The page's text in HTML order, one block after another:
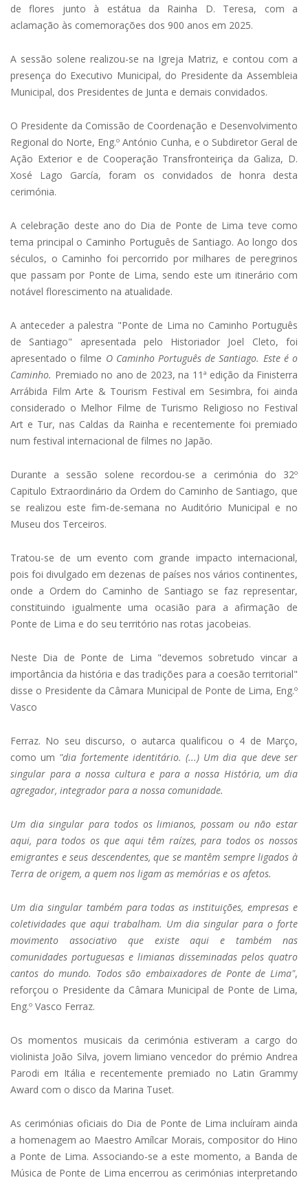
de flores junto à estátua da Rainha D. Teresa, com a
aclamação às comemorações dos 900 anos em 2025.
A sessão solene realizou-se na Igreja Matriz, e contou com a
presença do Executivo Municipal, do Presidente da Assembleia
Municipal, dos Presidentes de Junta e demais convidados.
O Presidente da Comissão de Coordenação e Desenvolvimento
Regional do Norte, Eng.º António Cunha, e o Subdiretor Geral de
Ação Exterior e de Cooperação Transfronteiriça da Galiza, D.
Xosé Lago García, foram os convidados de honra desta
cerimónia.
A celebração deste ano do Dia de Ponte de Lima teve como
tema principal o Caminho Português de Santiago. Ao longo dos
séculos, o Caminho foi percorrido por milhares de peregrinos
que passam por Ponte de Lima, sendo este um itinerário com
notável florescimento na atualidade.
A anteceder a palestra "Ponte de Lima no Caminho Português
de Santiago" apresentada pelo Historiador Joel Cleto, foi
apresentado o filme O Caminho Português de Santiago. Este é o
Caminho. Premiado no ano de 2023, na 11ª edição da Finisterra
Arrábida Film Arte & Tourism Festival em Sesimbra, foi ainda
considerado o Melhor Filme de Turismo Religioso no Festival
Art e Tur, nas Caldas da Rainha e recentemente foi premiado
num festival internacional de filmes no Japão.
Durante a sessão solene recordou-se a cerimónia do 32º
Capitulo Extraordinário da Ordem do Caminho de Santiago, que
se realizou este fim-de-semana no Auditório Municipal e no
Museu dos Terceiros.
Tratou-se de um evento com grande impacto internacional,
pois foi divulgado em dezenas de países nos vários continentes,
onde a Ordem do Caminho de Santiago se faz representar,
constituindo igualmente uma ocasião para a afirmação de
Ponte de Lima e do seu território nas rotas jacobeias.
Neste Dia de Ponte de Lima "devemos sobretudo vincar a
importância da história e das tradições para a coesão territorial"
disse o Presidente da Câmara Municipal de Ponte de Lima, Eng.º
Vasco
Ferraz. No seu discurso, o autarca qualificou o 4 de Março,
como um "dia fortemente identitário. (...) Um dia que deve ser
singular para a nossa cultura e para a nossa História, um dia
agregador, integrador para a nossa comunidade.
Um dia singular para todos os limianos, possam ou não estar
aqui, para todos os que aqui têm raízes, para todos os nossos
emigrantes e seus descendentes, que se mantêm sempre ligados à
Terra de origem, a quem nos ligam as memórias e os afetos.
Um dia singular também para todas as instituições, empresas e
coletividades que aqui trabalham. Um dia singular para o forte
movimento associativo que existe aqui e também nas
comunidades portuguesas e limianas disseminadas pelos quatro
cantos do mundo. Todos são embaixadores de Ponte de Lima",
reforçou o Presidente da Câmara Municipal de Ponte de Lima,
Eng.º Vasco Ferraz.
Os momentos musicais da cerimónia estiveram a cargo do
violinista João Silva, jovem limiano vencedor do prémio Andrea
Parodi em Itália e recentemente premiado no Latin Grammy
Award com o disco da Marina Tuset.
As cerimónias oficiais do Dia de Ponte de Lima incluíram ainda
a homenagem ao Maestro Amílcar Morais, compositor do Hino
a Ponte de Lima. Associando-se a este momento, a Banda de
Música de Ponte de Lima encerrou as cerimónias interpretando